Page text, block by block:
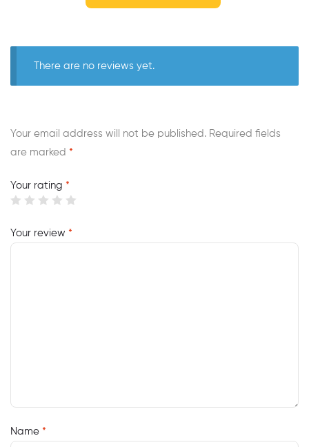
There are no reviews yet.
Your email address will not be published. Required fields
are marked *
Your rating *
Your review *
Name *